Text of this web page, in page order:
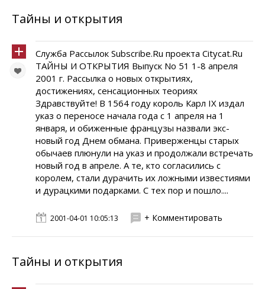
Тайны и открытия
Служба Рассылок Subscribe.Ru проекта Citycat.Ru
ТАЙНЫ И ОТКРЫТИЯ Выпуск No 51 1-8 апреля
2001 г. Рассылка о новых открытиях,
достижениях, сенсационных теориях
Здравствуйте! В 1564 году король Карл IX издал
указ о переносе начала года с 1 апреля на 1
января, и обиженные французы назвали экс-
новый год Днем обмана. Приверженцы старых
обычаев плюнули на указ и продолжали встречать
новый год в апреле. А те, кто согласились с
королем, стали дурачить их ложными известиями
и дурацкими подарками. С тех пор и пошло....
2001-04-01 10:05:13 + Комментировать
Тайны и открытия